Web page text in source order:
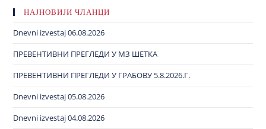
НАЈНОВИЈИ ЧЛАНЦИ
Dnevni izvestaj 06.08.2026
ПРЕВЕНТИВНИ ПРЕГЛЕДИ У МЗ ШЕТКА
ПРЕВЕНТИВНИ ПРЕГЛЕДИ У ГРАБОВУ 5.8.2026.Г.
Dnevni izvestaj 05.08.2026
Dnevni izvestaj 04.08.2026